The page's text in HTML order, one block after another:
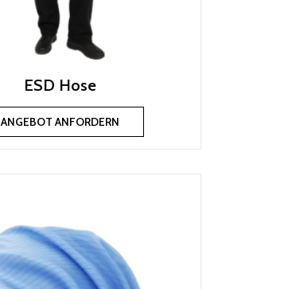
ESD Hose
ANGEBOT ANFORDERN